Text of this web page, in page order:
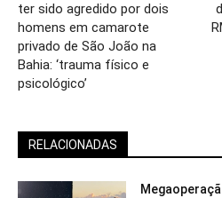
ter sido agredido por dois
homens em camarote
privado de São João na
Bahia: ‘trauma físico e
psicológico’
RELACIONADAS